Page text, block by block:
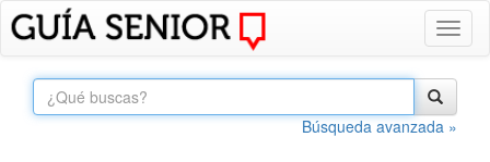
Búsqueda avanzada »